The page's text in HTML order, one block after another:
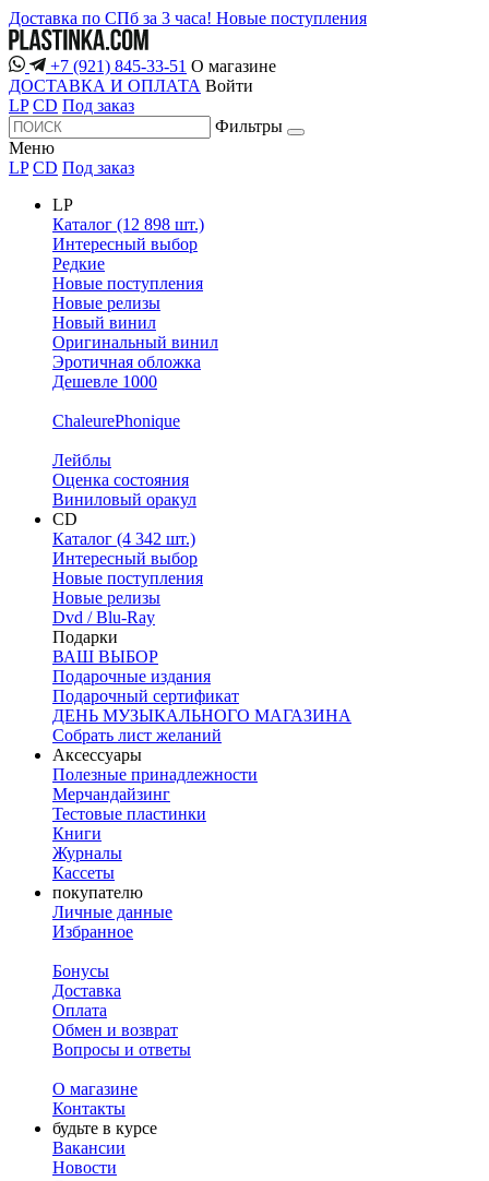
Доставка по СПб за 3 часа! Новые поступления
+7 (921) 845-33-51 О магазине
ДОСТАВКА И ОПЛАТА Войти
LP CD Под заказ
Фильтры
Меню
LP CD Под заказ
LP
Каталог (12 898 шт.)
Интересный выбор
Редкие
Новые поступления
Новые релизы
Новый винил
Оригинальный винил
Эротичная обложка
Дешевле 1000
ChaleurePhonique
Лейблы
Оценка состояния
Виниловый оракул
CD
Каталог (4 342 шт.)
Интересный выбор
Новые поступления
Новые релизы
Dvd / Blu-Ray
Подарки
ВАШ ВЫБОР
Подарочные издания
Подарочный сертификат
ДЕНЬ МУЗЫКАЛЬНОГО МАГАЗИНА
Собрать лист желаний
Аксессуары
Полезные принадлежности
Мерчандайзинг
Тестовые пластинки
Книги
Журналы
Кассеты
покупателю
Личные данные
Избранное
Бонусы
Доставка
Оплата
Обмен и возврат
Вопросы и ответы
О магазине
Контакты
будьте в курсе
Вакансии
Новости